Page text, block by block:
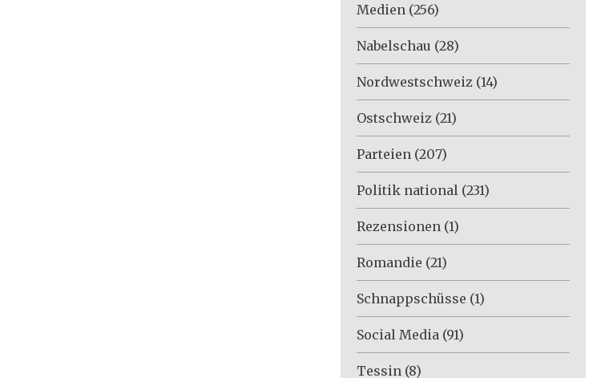
Medien (256)
Nabelschau (28)
Nordwestschweiz (14)
Ostschweiz (21)
Parteien (207)
Politik national (231)
Rezensionen (1)
Romandie (21)
Schnappschüsse (1)
Social Media (91)
Tessin (8)